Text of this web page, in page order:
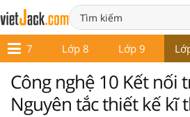
Lớp 7 Lớp 8 Lớp 9
Công nghệ 10 Kết nối
Nguyên tắc thiết kế kĩ